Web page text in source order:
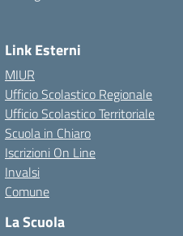
Link Esterni
MIUR
Ufficio Scolastico Regionale
Ufficio Scolastico Territoriale
Scuola in Chiaro
Iscrizioni On Line
Invalsi
Comune
La Scuola